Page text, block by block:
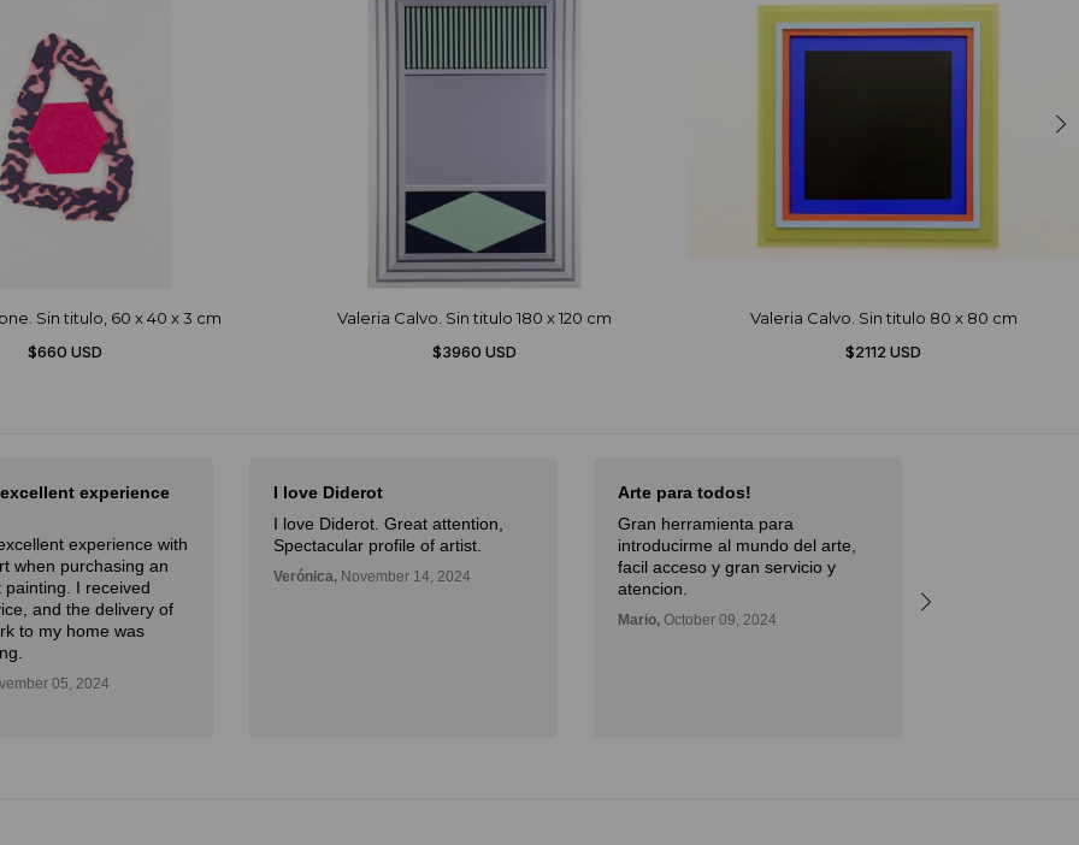
Sin titulo, 60 x 40 x 3 cm
$660 USD
Valeria Calvo. Sin titulo 180 x 120 cm
$3960 USD
Valeria Calvo. Sin titulo 80 x 80 cm
$2112 USD
experience
experience with
when purchasing an
painting. I received
and the delivery of
to my home was
05, 2024
I love Diderot
I love Diderot. Great attention,
Spectacular profile of artist.
Verónica, November 14, 2024
Arte para todos!
Gran herramienta para
introducirme al mundo del arte,
facil acceso y gran servicio y
atencion.
Mario, October 09, 2024